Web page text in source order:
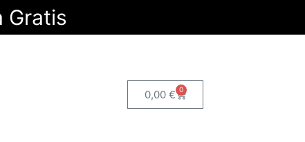
Gratis
0,00 € 0